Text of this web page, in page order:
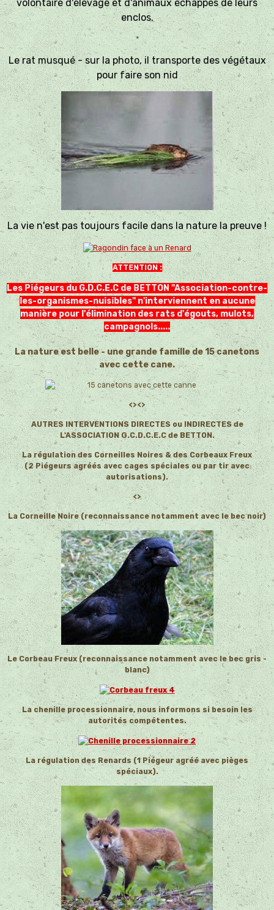
volontaire d'élevage et d'animaux échappés de leurs
enclos.
*
Le rat musqué - sur la photo, il transporte des végétaux
pour faire son nid
La vie n'est pas toujours facile dans la nature la preuve !
ATTENTION :
Les Piégeurs du G.D.C.E.C de BETTON "Association-contre-
les-organismes-nuisibles" n'interviennent en aucune
manière pour l'élimination des rats d'égouts, mulots,
campagnols.....
La nature est belle - une grande famille de 15 canetons
avec cette cane.
<><>
AUTRES INTERVENTIONS DIRECTES ou INDIRECTES de
L'ASSOCIATION G.C.D.C.E.C de BETTON.
La régulation des Corneilles Noires & des Corbeaux Freux
(2 Piégeurs agréés avec cages spéciales ou par tir avec
autorisations).
<>
La Corneille Noire (reconnaissance notamment avec le bec noir)
Le Corbeau Freux (reconnaissance notamment avec le bec gris -
blanc)
La chenille processionnaire, nous informons si besoin les
autorités compétentes.
La régulation des Renards (1 Piégeur agréé avec pièges
spéciaux).